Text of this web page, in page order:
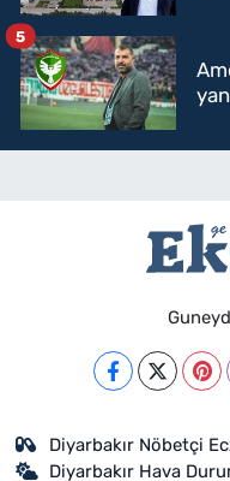
5
Diyarbakır Nöbetçi
Diyarbakır Hava